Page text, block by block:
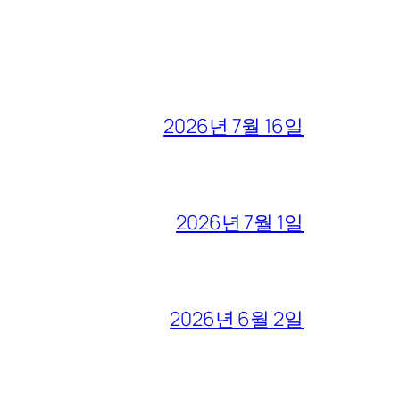
2026년 7월 16일
2026년 7월 1일
2026년 6월 2일